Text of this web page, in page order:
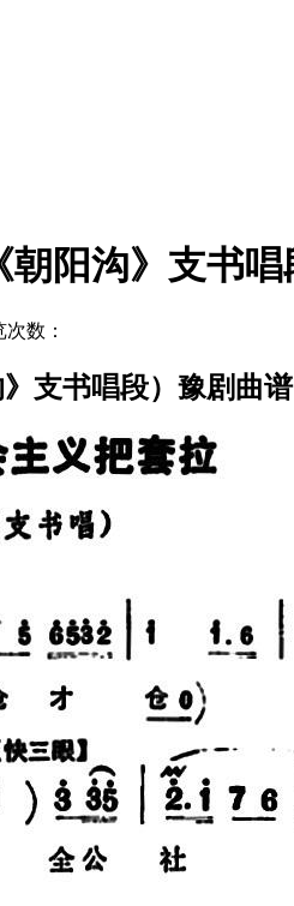
阳沟》支书唱
次数：
支书唱段）豫剧曲谱